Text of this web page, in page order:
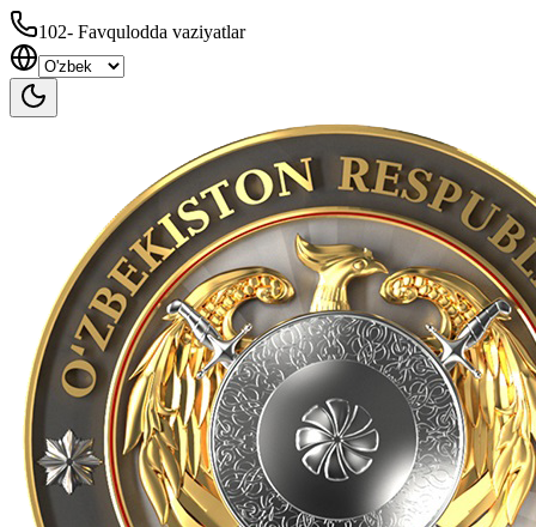
102- Favqulodda vaziyatlar